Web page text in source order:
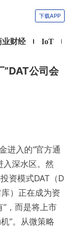
下载APP
业财经 IoT
”DAT公司会
进入的“官方通
入深水区。然
资模式DAT（D
）正在成为资
，而是将上市
”。从微策略